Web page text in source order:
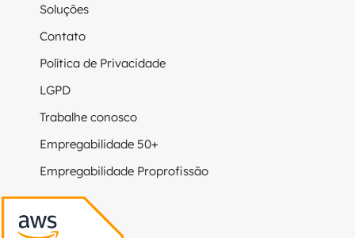
Soluções
Contato
Política de Privacidade
LGPD
Trabalhe conosco
Empregabilidade 50+
Empregabilidade Proprofissão